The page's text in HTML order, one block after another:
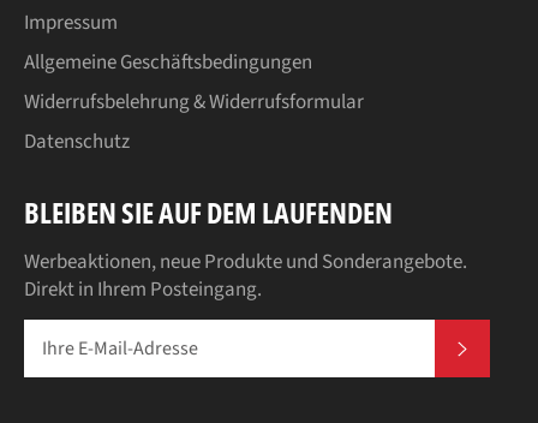
Impressum
Allgemeine Geschäftsbedingungen
Widerrufsbelehrung & Widerrufsformular
Datenschutz
BLEIBEN SIE AUF DEM LAUFENDEN
Werbeaktionen, neue Produkte und Sonderangebote.
Direkt in Ihrem Posteingang.